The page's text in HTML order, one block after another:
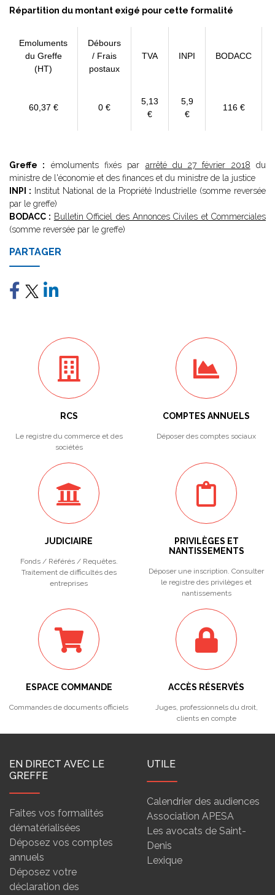
Répartition du montant exigé pour cette formalité
Emoluments
du Greffe
(HT)
Débours
/ Frais
postaux
TVA INPI BODACC
60,37 € 0 €
5,13
€
5,9
€
116 €
Greffe : émoluments fixés par arrêté du 27 février 2018 du
ministre de l'économie et des finances et du ministre de la justice
INPI : Institut National de la Propriété Industrielle (somme reversée
par le greffe)
BODACC : Bulletin Officiel des Annonces Civiles et Commerciales
(somme reversée par le greffe)
PARTAGER
RCS
Le registre du commerce et des
sociétés
COMPTES ANNUELS
Déposer des comptes sociaux
JUDICIAIRE
Fonds / Référés / Requêtes.
Traitement de difficultés des
entreprises
PRIVILÈGES ET
NANTISSEMENTS
Déposer une inscription. Consulter
le registre des privilèges et
nantissements
ESPACE COMMANDE
Commandes de documents officiels
ACCÈS RÉSERVÉS
Juges, professionnels du droit,
clients en compte
EN DIRECT AVEC LE
GREFFE
Faites vos formalités
dématérialisées
Déposez vos comptes
annuels
Déposez votre
déclaration des
UTILE
Calendrier des audiences
Association APESA
Les avocats de Saint-
Denis
Lexique